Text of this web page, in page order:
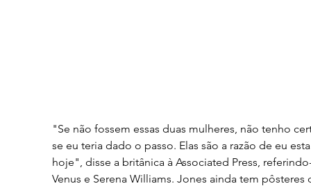
"Se não fossem essas duas mulheres, não tenho
se eu teria dado o passo. Elas são a razão de eu
hoje", disse a britânica à Associated Press,
Venus e Serena Williams. Jones ainda tem pôsteres